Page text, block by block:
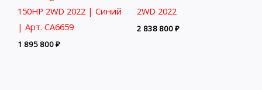
150HP 2WD 2022 | Синий
| Арт. CA6659
1 895 800₽
2WD 2022
2 838 800₽